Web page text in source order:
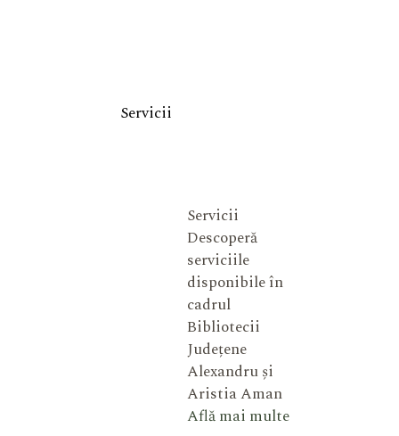
Servicii
Servicii
Descoperă
serviciile
disponibile în
cadrul
Bibliotecii
Județene
Alexandru și
Aristia Aman
Află mai multe